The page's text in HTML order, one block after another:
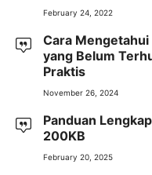
February 24, 2022
Cara
yang Belum
Praktis
November 26, 2024
Panduan
200KB
February 20, 2025